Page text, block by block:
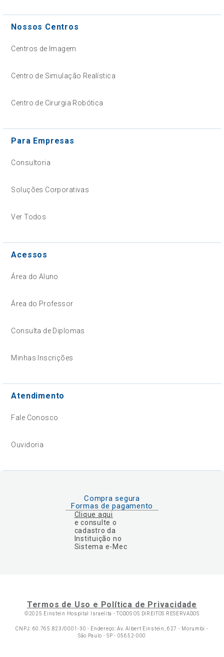
Nossos Centros
Centros de Imagem
Centro de Simulação Realística
Centro de Cirurgia Robótica
Para Empresas
Consultoria
Soluções Corporativas
Ver Todos
Acessos
Área do Aluno
Área do Professor
Consulta de Diplomas
Minhas Inscrições
Atendimento
Fale Conosco
Ouvidoria
Compra segura
Formas de pagamento
Clique aqui
e consulte o
cadastro da
Instituição no
Sistema e-Mec
Termos de Uso e Política de Privacidade
©2025 Einstein Hospital Israelita -TODOS OS DIREITOS RESERVADOS
CNPJ: 60.765.823/0001-30 - Endereço: Av. Albert Einstein, 627 - Morumbi -
São Paulo - SP - 05652-000